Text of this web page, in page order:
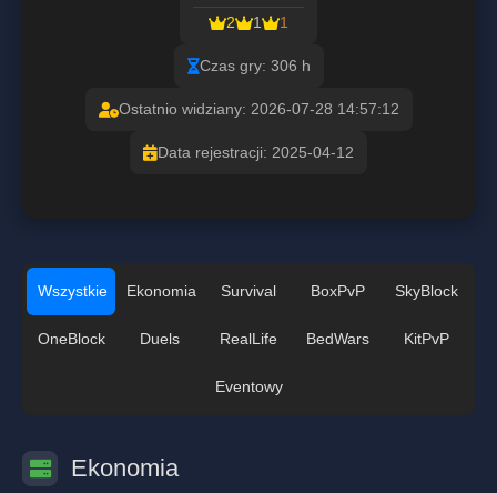
2
1 1
Czas gry: 306 h
Ostatnio widziany: 2026-07-28 14:57:12
Data rejestracji: 2025-04-12
Wszystkie Ekonomia Survival BoxPvP SkyBlock
OneBlock Duels RealLife BedWars KitPvP
Eventowy
Ekonomia